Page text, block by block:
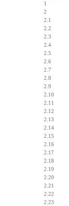
1
2
2.1
2.2
2.3
2.4
2.5
2.6
2.7
2.8
2.9
2.10
2.11
2.12
2.13
2.14
2.15
2.16
2.17
2.18
2.19
2.20
2.21
2.22
2.23